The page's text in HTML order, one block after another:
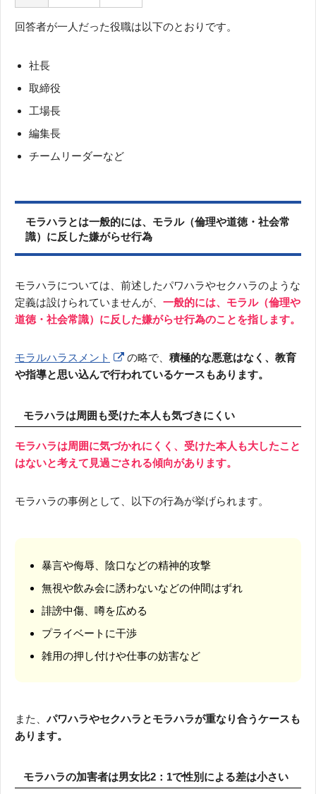
回答者が一人だった役職は以下のとおりです。
社長
取締役
工場長
編集長
チームリーダーなど
モラハラとは一般的には、モラル（倫理や道徳・社会常
識）に反した嫌がらせ行為
モラハラについては、前述したパワハラやセクハラのような
定義は設けられていませんが、 一般的には、モラル（倫理や
道徳・社会常識）に反した嫌がらせ行為のことを指します。
モラルハラスメント の略で、 積極的な悪意はなく、教育
や指導と思い込んで行われているケースもあります。
モラハラは周囲も受けた本人も気づきにくい
モラハラは周囲に気づかれにくく、受けた本人も大したこと
はないと考えて見過ごされる傾向があります。
モラハラの事例として、以下の行為が挙げられます。
暴言や侮辱、陰口などの精神的攻撃
無視や飲み会に誘わないなどの仲間はずれ
誹謗中傷、噂を広める
プライベートに干渉
雑用の押し付けや仕事の妨害など
また、 パワハラやセクハラとモラハラが重なり合うケースも
あります。
モラハラの加害者は男女比2：1で性別による差は小さい